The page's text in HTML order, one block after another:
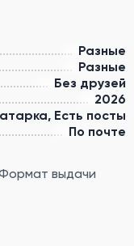
Разные
Разные
Без друзей
2026
Есть посты
По почте
выдачи